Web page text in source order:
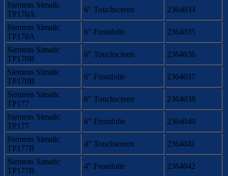
Siemens Simatic
TP170A
6″ Touchscreen 2364034
Siemens Simatic
TP170A
6″ Frontfolie 2364035
Siemens Simatic
TP170B
6″ Touchscreen 2364036
Siemens Simatic
TP170B
6″ Frontfolie 2364037
Siemens Simatic
TP177
6″ Touchscreen 2364038
Siemens Simatic
TP177
6″ Frontfolie 2364040
Siemens Simatic
TP177B
4″ Touchscreen 2364041
Siemens Simatic
TP177B
4″ Frontfolie 2364042